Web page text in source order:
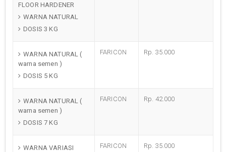
FLOOR HARDENER
WARNA NATURAL
DOSIS 3 KG
WARNA NATURAL (
warna semen )
DOSIS 5 KG
FARICON Rp. 35.000
WARNA NATURAL (
warna semen )
DOSIS 7 KG
FARICON Rp. 42.000
WARNA VARIASI
FARICON Rp. 35.000